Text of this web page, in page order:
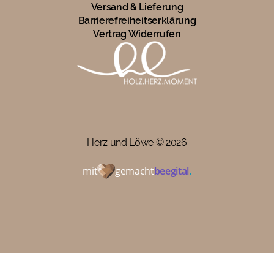
Versand & Lieferung
Barrierefreiheitserklärung
Vertrag Widerrufen
Herz und Löwe ©2026
mit gemachtbeegital.